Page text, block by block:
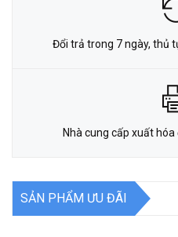
Đổi trả trong 7 ngày, thủ
Nhà cung cấp xuất
SẢN PHẨM ƯU ĐÃI